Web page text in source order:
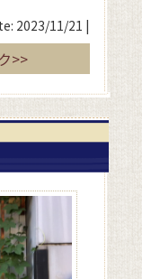
2023/11/21 |
>>